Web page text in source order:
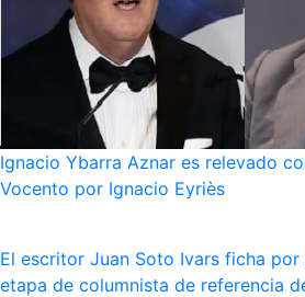
Ignacio Ybarra Aznar es relevado
Vocento por Ignacio Eyriès
El escritor Juan Soto Ivars ficha
etapa de columnista de referencia